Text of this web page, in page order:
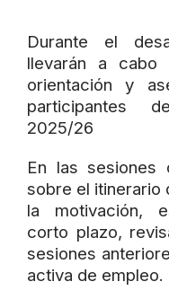
Durante el
llevarán a cabo
orientación y
participantes
2025/26
En las sesiones
sobre el itinerario
la motivación,
corto plazo,
sesiones
activa de empleo.